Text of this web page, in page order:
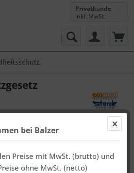
Privatkunde
inkl. MwSt.
bei Balzer
Preise mit MwSt. (brutto) und
ohne MwSt. (netto)